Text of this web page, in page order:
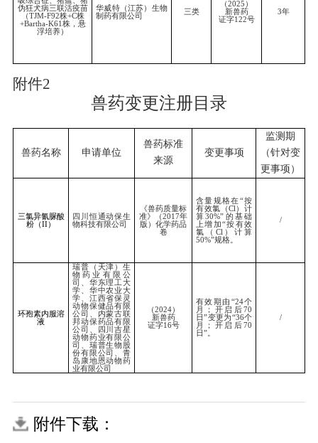
新兽药名称 研制单位
盐酸聚六亚甲基双胍
溶液
天津市中升挑战生物
科技有限公司
三类
鸡新城疫、传染性支
气管炎、禽流感
亚型）、传染
性法氏囊病四联灭活
疫苗（La Sota株
附件2
兽药变更注册目录
附件下载：